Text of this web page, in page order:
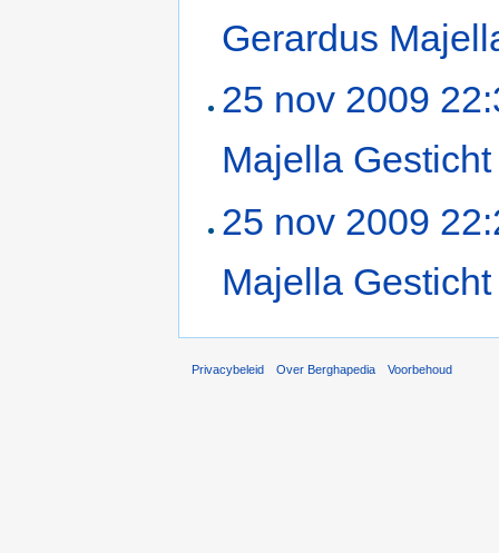
Gerardus
25 nov 2009
Majella Gesticht
25 nov 2009
Majella Gesticht
Privacybeleid Over Berghapedia Voorbehoud